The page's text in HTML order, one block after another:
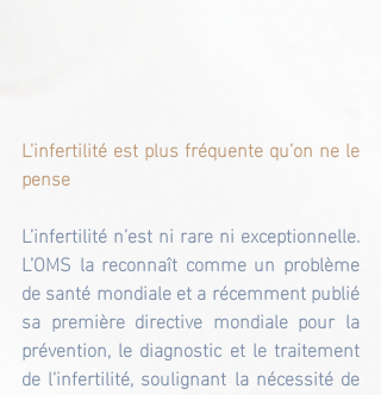
L’infertilité est plus fréquente qu’on ne le
pense
L’infertilité n’est ni rare ni exceptionnelle.
L’OMS la reconnaît comme un problème
de santé mondiale et a récemment publié
sa première directive mondiale pour la
prévention, le diagnostic et le traitement
de l’infertilité, soulignant la nécessité de